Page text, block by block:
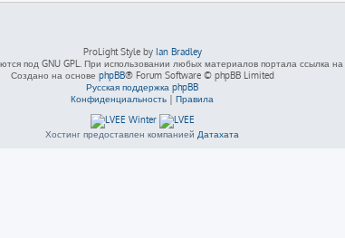
ProLight Style by Ian Bradley
под GNU GPL. При использовании любых материалов портала ссылка на
Создано на основе phpBB® Forum Software © phpBB Limited
Русская поддержка phpBB
Конфиденциальность | Правила
Хостинг предоставлен компанией Датахата